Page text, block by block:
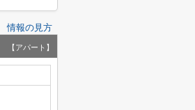
情報の見方
【アパート】